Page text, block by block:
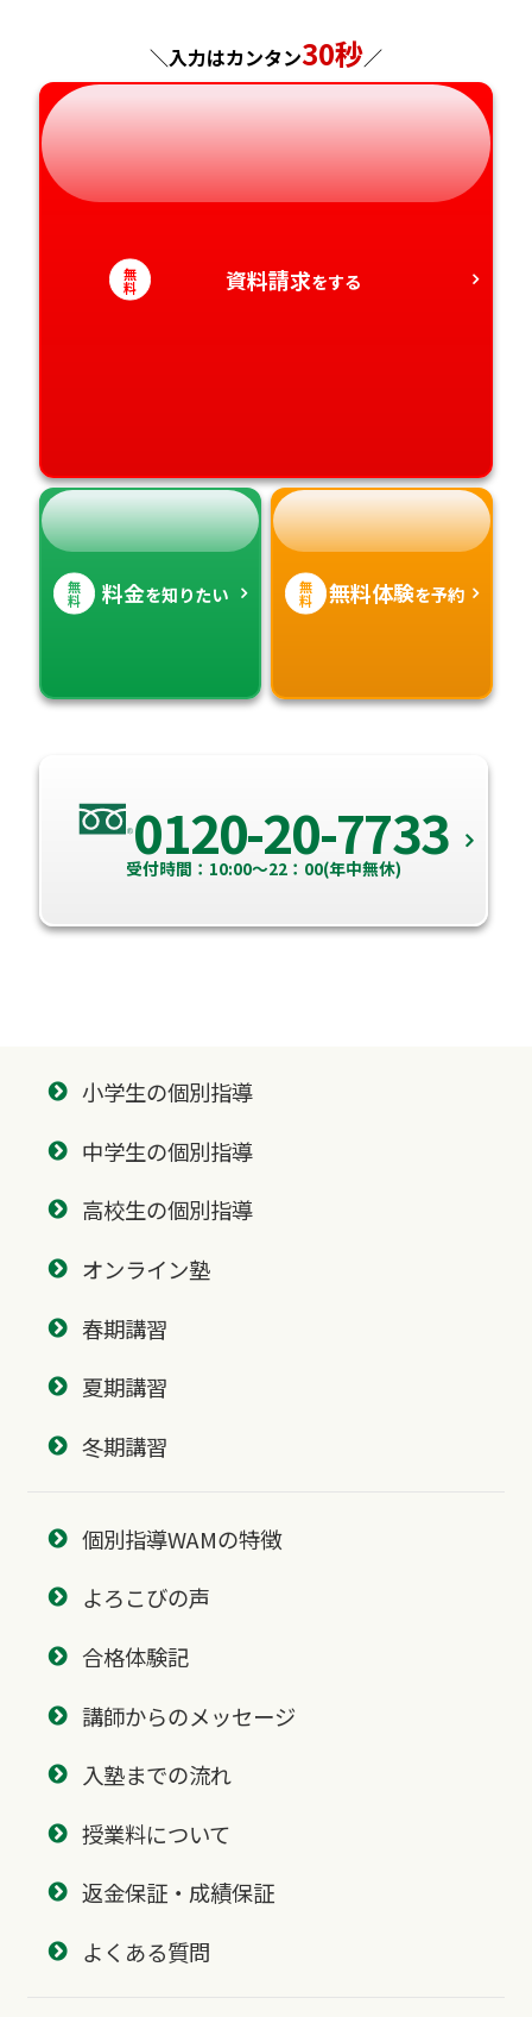
岐阜県
静岡県
奈良県
和歌山県
山口県
徳島県
愛媛県
熊本県
大分県
鹿児島県
＼入力はカンタン30秒／
無
料 資料請求をする
無
料 料金を知りたい 無
料 無料体験を予約
0120-20-7733
受付時間：10:00～22：00(年中無休)
小学生の個別指導
中学生の個別指導
高校生の個別指導
オンライン塾
春期講習
夏期講習
冬期講習
個別指導WAMの特徴
よろこびの声
合格体験記
講師からのメッセージ
入塾までの流れ
授業料について
返金保証・成績保証
よくある質問